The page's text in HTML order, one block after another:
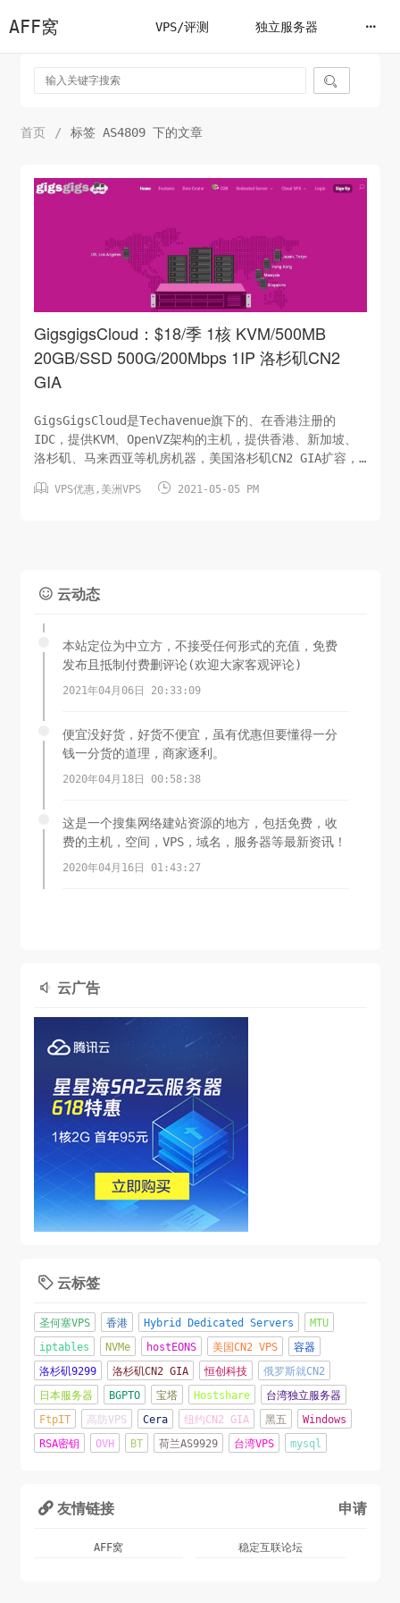
AFF窝 VPS/评测 独立服务器

首页 / 标签 AS4809 下的文章
GigsgigsCloud：$18/季 1核 KVM/500MB
20GB/SSD 500G/200Mbps 1IP 洛杉矶CN2
GIA
GigsGigsCloud是Techavenue旗下的、在香港注册的
IDC，提供KVM、OpenVZ架构的主机，提供香港、新加坡、
洛杉矶、马来西亚等机房机器，美国洛杉矶CN2 GIA扩容，
CU VIP(AS9929)|移动CN2产品：US SimpleCloud -
 VPS优惠, 美洲VPS  2021-05-05 PM
 云动态
本站定位为中立方，不接受任何形式的充值，免费
发布且抵制付费删评论(欢迎大家客观评论)
2021年04月06日 20:33:09
便宜没好货，好货不便宜，虽有优惠但要懂得一分
钱一分货的道理，商家逐利。
2020年04月18日 00:58:38
这是一个搜集网络建站资源的地方，包括免费，收
费的主机，空间，VPS，域名，服务器等最新资讯！
2020年04月16日 01:43:27
 云广告
 云标签
圣何塞VPS 香港 Hybrid Dedicated Servers
MTU
iptables
NVMe hostEONS 美国CN2 VPS
容器
洛杉矶9299
洛杉矶CN2 GIA 恒创科技
俄罗斯就CN2
日本服务器
BGPTO 宝塔 Hostshare
台湾独立服务器
FtpIT
高防VPS Cera 纽约CN2 GIA 黑五
Windows
RSA密钥
OVH BT 荷兰AS9929 台湾VPS mysql
 友情链接 申请
AFF窝 稳定互联论坛